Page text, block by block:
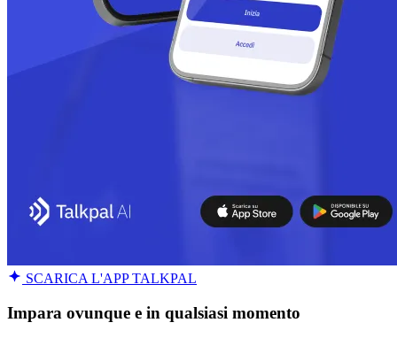
SCARICA L'APP TALKPAL
Impara ovunque e in qualsiasi momento